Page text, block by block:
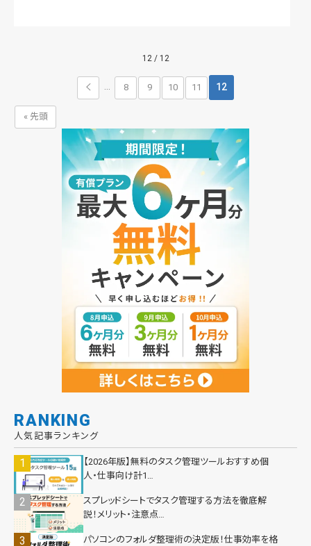
12 / 12
« 先頭
... 8 9 10 11 12
RANKING
人気記事ランキング
【2026年版】無料のタスク管理ツールおすすめ個
人・仕事向け計1…
スプレッドシートでタスク管理する方法を徹底解
説！メリット・注意点…
パソコンのフォルダ整理術の決定版！仕事効率を格